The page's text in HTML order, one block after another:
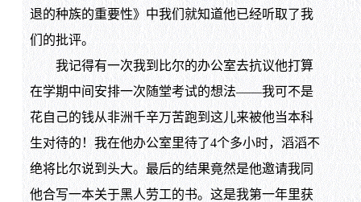
退的种族的重要性》中我们就知道他已经听取了我
们的批评。
我记得有一次我到比尔的办公室去抗议他打算
在学期中间安排一次随堂考试的想法——我可不是
花自己的钱从非洲千辛万苦跑到这儿来被他当本科
生对待的！我在他办公室里待了4个多小时，滔滔不
绝将比尔说到头大。最后的结果竟然是他邀请我同
他合写一本关于黑人劳工的书。这是我第一年里获